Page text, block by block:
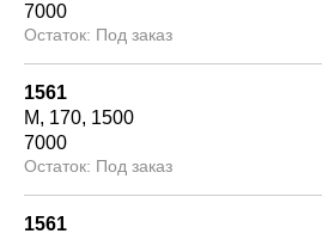
7000
Под заказ
1561
М
170 1500
7000
Под заказ
1561